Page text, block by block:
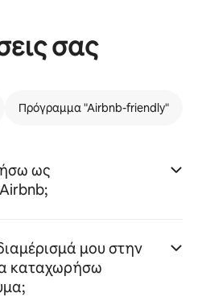
σας
Πρόγραμμα "Airbnb-friendly"
ως
μου στην
καταχωρήσω